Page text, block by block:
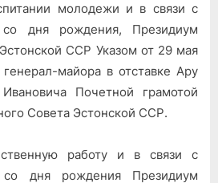
молодежи и в связи с
со дня рождения, Президиум
ССР Указом от 29 мая
майора в отставке Ару
Ивановича Почетной грамотой
Совета Эстонской ССР.
работу и в связи с
со дня рождения Президиум